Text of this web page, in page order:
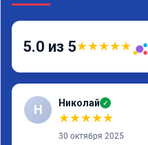
5.0 из 5★★★★★
Н Николай ✓
★★★★★
30 октября 2025